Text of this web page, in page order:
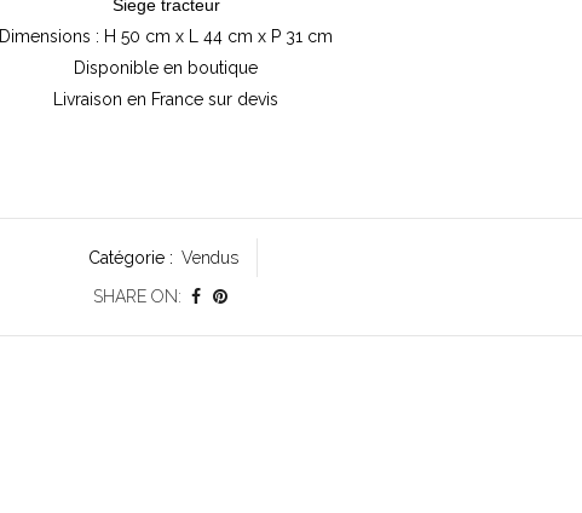
Siege tracteur
Dimensions : H 50 cm x L 44 cm x P 31 cm
Disponible en boutique
Livraison en France sur devis
Catégorie : Vendus
SHARE ON: